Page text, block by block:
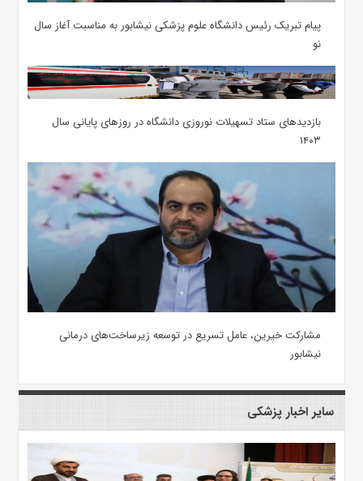
پیام تبریک رئیس دانشگاه علوم پزشکی نیشابور به مناسبت آغاز سال
نو
بازدیدهای ستاد تسهیلات نوروزی دانشگاه در روزهای پایانی سال
۱۴۰۳
مشارکت خیرین، عامل تسریع در توسعه زیرساخت‌های درمانی
نیشابور
سایر اخبار پزشکی